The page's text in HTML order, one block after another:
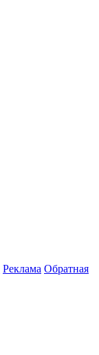
Реклама Обратная